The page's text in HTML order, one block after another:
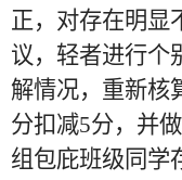
正，对存在明显
议，轻者进行个
解情况，重新核
分扣减5分，并
组包庇班级同学